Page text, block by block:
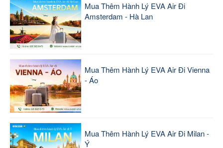
Mua Thêm Hành Lý EVA Air Đi
Amsterdam - Hà Lan
Mua Thêm Hành Lý EVA Air Đi Vienna
- Áo
Mua Thêm Hành Lý EVA Air Đi Milan -
Ý